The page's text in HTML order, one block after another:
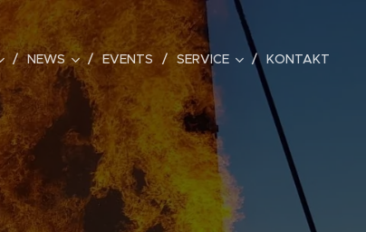
NEWS EVENTS SERVICE KONTAKT